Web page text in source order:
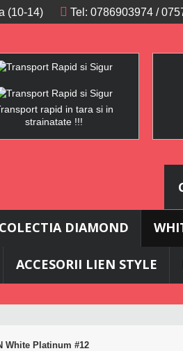
(10-14) Tel: 0786903974 /
rapid in tara si in
strainatate !!!
COLECTIA DIAMOND
ACCESORII LIEN STYLE
White Platinum #12